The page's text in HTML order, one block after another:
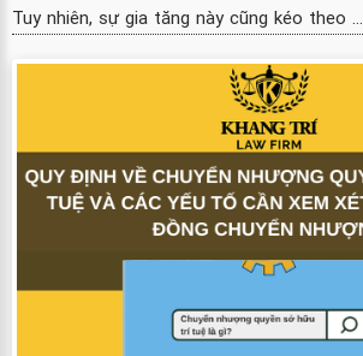
Tuy nhiên, sự gia tăng này cũng kéo theo ...